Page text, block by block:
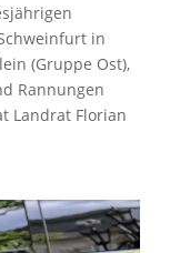
in
(Gruppe Ost),
Rannungen
Landrat Florian